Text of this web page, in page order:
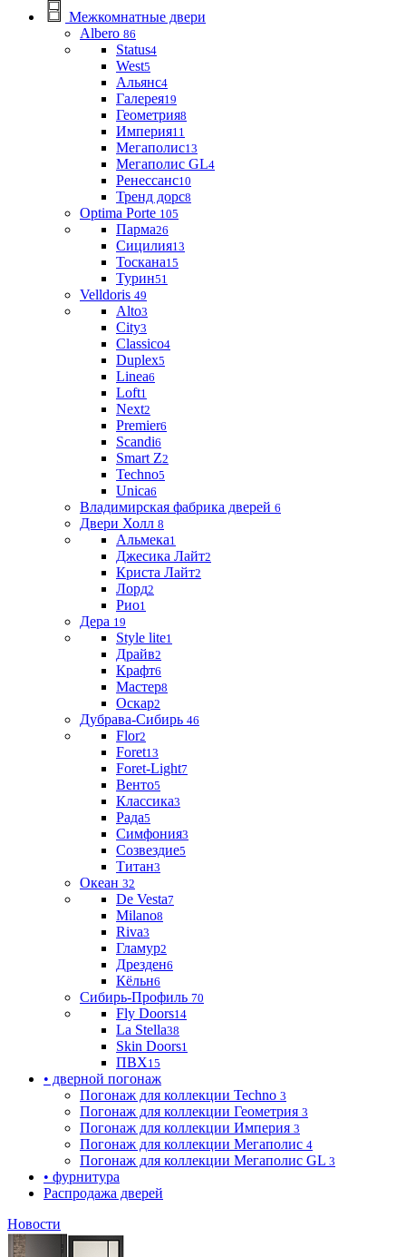
Межкомнатные двери
Albero 86
Status4
West5
Альянс4
Галерея19
Геометрия8
Империя11
Мегаполис13
Мегаполис GL4
Ренессанс10
Тренд дорс8
Optima Porte 105
Парма26
Сицилия13
Тоскана15
Турин51
Velldoris 49
Alto3
City3
Classico4
Duplex5
Linea6
Loft1
Next2
Premier6
Scandi6
Smart Z2
Techno5
Unica6
Владимирская фабрика дверей 6
Двери Холл 8
Альмека1
Джесика Лайт2
Криста Лайт2
Лорд2
Рио1
Дера 19
Style lite1
Драйв2
Крафт6
Мастер8
Оскар2
Дубрава-Сибирь 46
Flor2
Foret13
Foret-Light7
Венто5
Классика3
Рада5
Симфония3
Созвездие5
Титан3
Океан 32
De Vesta7
Milano8
Riva3
Гламур2
Дрезден6
Кёльн6
Сибирь-Профиль 70
Fly Doors14
La Stella38
Skin Doors1
ПВХ15
• дверной погонаж
Погонаж для коллекции Techno 3
Погонаж для коллекции Геометрия 3
Погонаж для коллекции Империя 3
Погонаж для коллекции Мегаполис 4
Погонаж для коллекции Мегаполис GL 3
• фурнитура
Распродажа дверей
Новости